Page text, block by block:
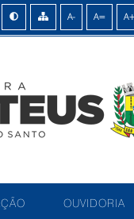
OUVIDORIA